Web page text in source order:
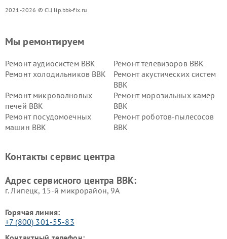
2021-2026 © СЦ lip.bbk-fix.ru
Мы ремонтируем
Ремонт аудиосистем BBK
Ремонт телевизоров BBK
Ремонт холодильников BBK
Ремонт акустических систем
BBK
Ремонт микроволновых
печей BBK
Ремонт морозильных камер
BBK
Ремонт посудомоечных
машин BBK
Ремонт роботов-пылесосов
BBK
Ремонт винных шкафов BBK
Контакты сервис центра
Адрес сервисного центра BBK:
г. Липецк, 15-й микрорайон, 9А
Горячая линия:
+7 (800) 301-55-83